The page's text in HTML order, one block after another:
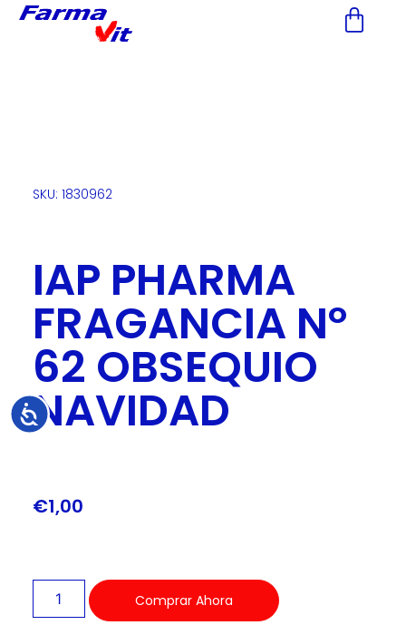
Nota:
accesibilidad.
Accesibilidad
SKU: 1830962
IAP PHARMA
FRAGANCIA Nº
62 OBSEQUIO
NAVIDAD
€1,00
Comprar Ahora